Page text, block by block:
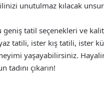
unutulmaz kılacak
geniş tatil seçenekleri ve
tatili, ister kış tatili, ister
yaşayabilirsiniz.
çıkarın!